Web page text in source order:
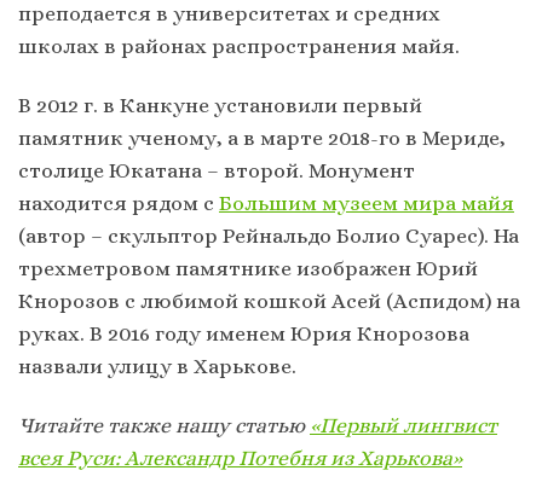
преподается в университетах и ​​средних
школах в районах распространения майя.
В 2012 г. в Канкуне установили первый
памятник ученому, а в марте 2018-го в Мериде,
столице Юкатана – второй. Монумент
находится рядом с Большим музеем мира майя
(автор – скульптор Рейнальдо Болио Суарес). На
трехметровом памятнике изображен Юрий
Кнорозов с любимой кошкой Асей (Аспидом) на
руках. В 2016 году именем Юрия Кнорозова
назвали улицу в Харькове.
Читайте также нашу статью «Первый лингвист
всея Руси: Александр Потебня из Харькова»